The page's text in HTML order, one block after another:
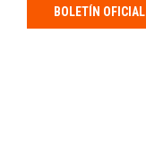
BOLETÍN OFICIAL